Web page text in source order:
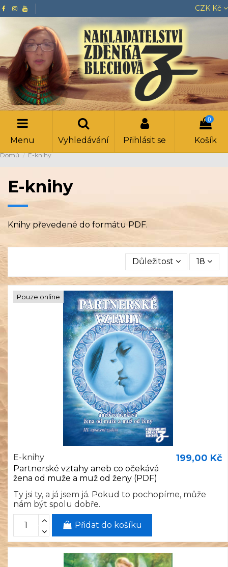
CZK Kč
Menu Vyhledávání Přihlásit se
0
Košík
Domů E-knihy
E-knihy
Knihy převedené do formátu PDF.
Důležitost 18
Pouze online
E-knihy
Partnerské vztahy aneb co očekává
žena od muže a muž od ženy (PDF)
199,00 Kč
Ty jsi ty, a já jsem já. Pokud to pochopíme, může
nám být spolu dobře.
Přidat do košíku